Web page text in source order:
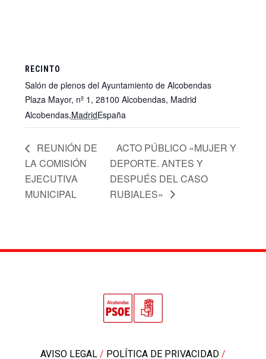
RECINTO
Salón de plenos del Ayuntamiento de Alcobendas
Plaza Mayor, nº 1, 28100 Alcobendas, Madrid
Alcobendas,MadridEspaña
REUNIÓN DE
LA COMISIÓN
EJECUTIVA
MUNICIPAL
ACTO PÚBLICO «MUJER Y
DEPORTE. ANTES Y
DESPUÉS DEL CASO
RUBIALES»
AVISO LEGAL / POLÍTICA DE PRIVACIDAD /